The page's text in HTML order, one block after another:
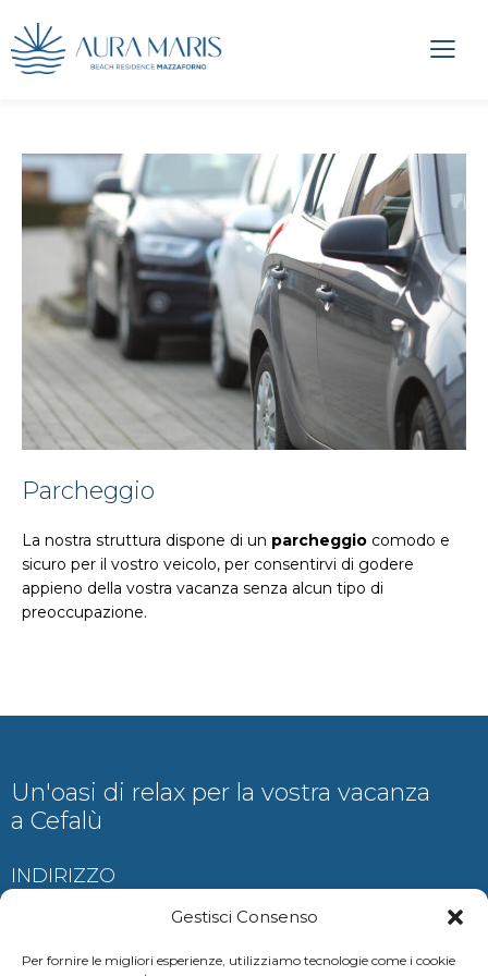
Gestisci Consenso
Per fornire le migliori esperienze, utilizziamo tecnologie come i cookie
Parcheggio
La nostra struttura dispone di un parcheggio comodo e
sicuro per il vostro veicolo, per consentirvi di godere
appieno della vostra vacanza senza alcun tipo di
preoccupazione.
Un'oasi di relax per la vostra vacanza
a Cefalù
INDIRIZZO
Contrada Ogliastrillo, Cefalù